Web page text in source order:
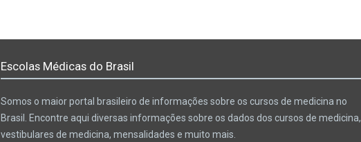
Escolas Médicas do Brasil
Somos o maior portal brasileiro de informações sobre os cursos de medicina no
Brasil. Encontre aqui diversas informações sobre os dados dos cursos de medicina,
vestibulares de medicina, mensalidades e muito mais.